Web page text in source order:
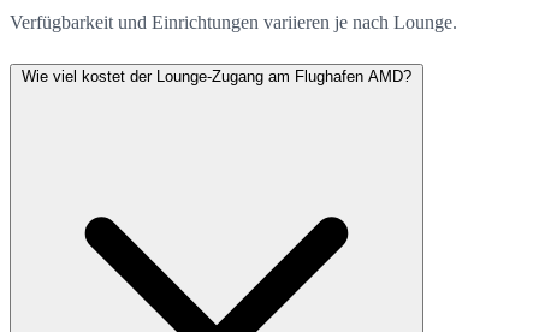
Verfügbarkeit und Einrichtungen variieren je nach Lounge.
Wie viel kostet der Lounge-Zugang am Flughafen AMD?